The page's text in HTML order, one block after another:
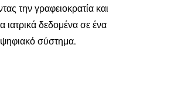
την γραφειοκρατία και
ιατρικά δεδομένα σε ένα
ψηφιακό σύστημα.